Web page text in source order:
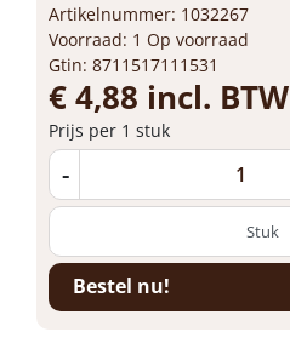
Artikelnummer: 1032267
Voorraad: 1 Op voorraad
Gtin: 8711517111531
€ 4,88 incl. BTW
Prijs per 1 stuk
-
Bestel nu!